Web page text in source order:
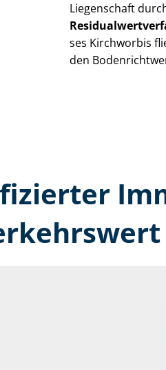
Liegenschaft
ses Kirchworbis
den